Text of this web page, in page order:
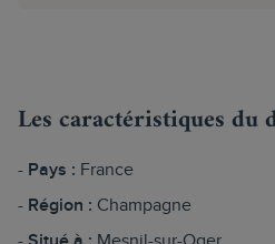
Les caractéristiques du
Pays : France
Région : Champagne